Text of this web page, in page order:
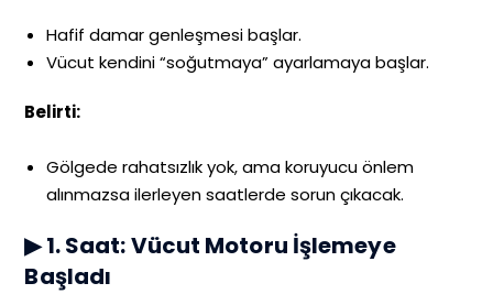
Hafif damar genleşmesi başlar.
Vücut kendini “soğutmaya” ayarlamaya başlar.
Belirti:
Gölgede rahatsızlık yok, ama koruyucu önlem
alınmazsa ilerleyen saatlerde sorun çıkacak.
▶ 1. Saat: Vücut Motoru İşlemeye
Başladı